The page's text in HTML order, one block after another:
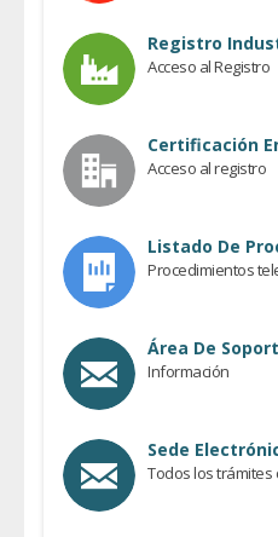
Registro
Acceso al Registro
Certificación
Acceso al registro
Listado De
Procedimientos
Área De
Información
Sede
Todos los trámites